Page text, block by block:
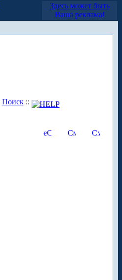
Здесь может быть
Ваша реклама!
Поиск::